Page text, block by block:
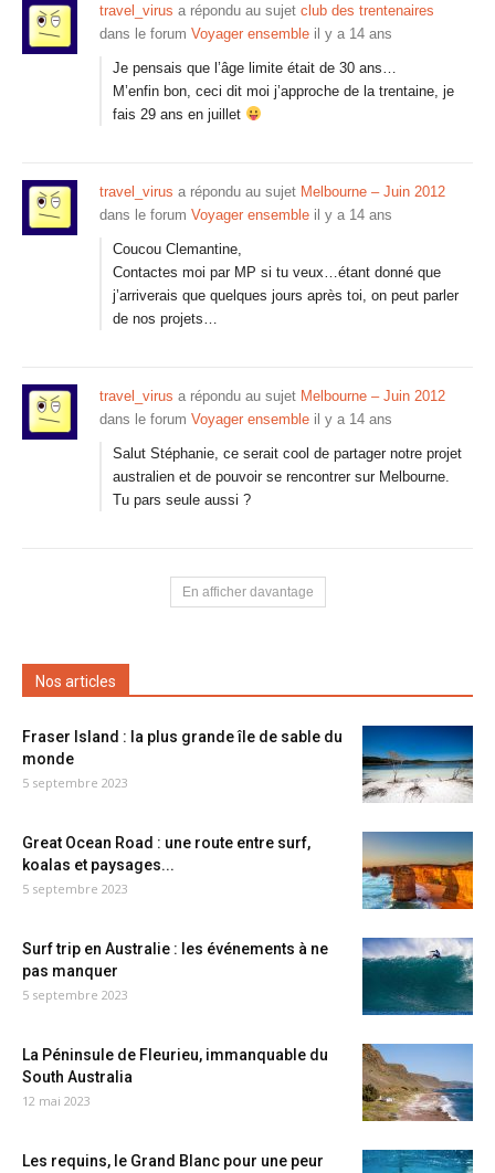
travel_virus a répondu au sujet club des trentenaires
dans le forum Voyager ensemble il y a 14 ans
Je pensais que l’âge limite était de 30 ans…
M’enfin bon, ceci dit moi j’approche de la trentaine, je
fais 29 ans en juillet
travel_virus a répondu au sujet Melbourne – Juin 2012
dans le forum Voyager ensemble il y a 14 ans
Coucou Clemantine,
Contactes moi par MP si tu veux…étant donné que
j’arriverais que quelques jours après toi, on peut parler
de nos projets…
travel_virus a répondu au sujet Melbourne – Juin 2012
dans le forum Voyager ensemble il y a 14 ans
Salut Stéphanie, ce serait cool de partager notre projet
australien et de pouvoir se rencontrer sur Melbourne.
Tu pars seule aussi ?
En afficher davantage
Nos articles
Fraser Island : la plus grande île de sable du
monde
5 septembre 2023
Great Ocean Road : une route entre surf,
koalas et paysages...
5 septembre 2023
Surf trip en Australie : les événements à ne
pas manquer
5 septembre 2023
La Péninsule de Fleurieu, immanquable du
South Australia
12 mai 2023
Les requins, le Grand Blanc pour une peur